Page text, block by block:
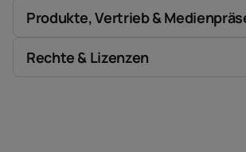
Produkte, Vertrieb &
Rechte & Lizenzen